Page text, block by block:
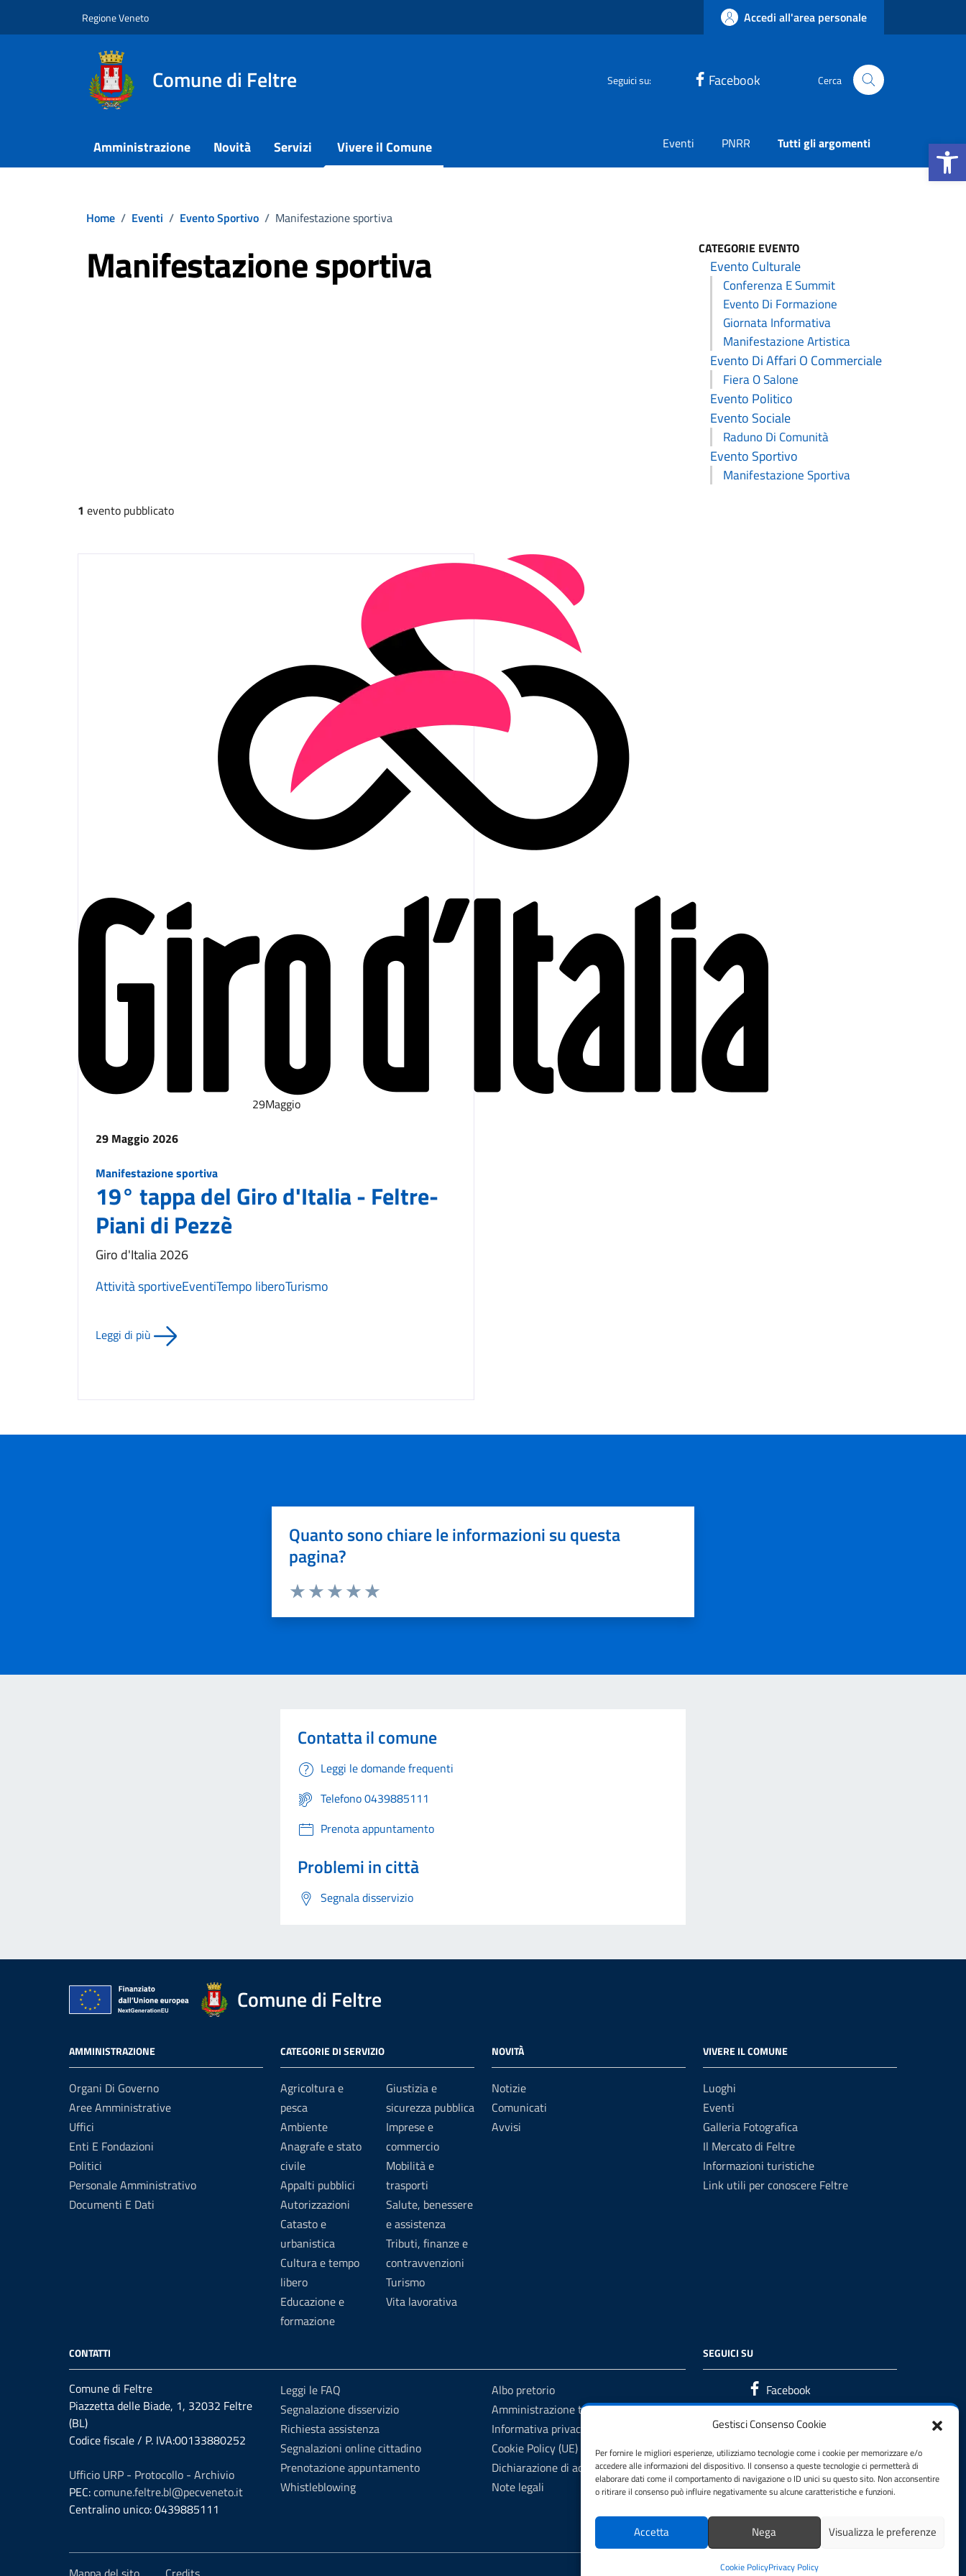
Apri la
Gestisci Consenso Cookie
Per fornire le migliori esperienze, utilizziamo tecnologie come i cookie per memorizzare e/o
accedere alle informazioni del dispositivo. Il consenso a queste tecnologie ci permetterà di
elaborare dati come il comportamento di navigazione o ID unici su questo sito. Non acconsentire
o ritirare il consenso può influire negativamente su alcune caratteristiche e funzioni.
Accetta Nega Visualizza le preferenze
Cookie PolicyPrivacy Policy
Regione Veneto Accedi all'area personale
Comune di Feltre Seguici su: Facebook Cerca
Amministrazione Novità Servizi Vivere il Comune Eventi PNRR Tutti gli argomenti
Home / Eventi / Evento Sportivo / Manifestazione sportiva
Manifestazione sportiva CATEGORIE EVENTO
Evento Culturale
Conferenza E Summit
Evento Di Formazione
Giornata Informativa
Manifestazione Artistica
Evento Di Affari O Commerciale
Fiera O Salone
Evento Politico
Evento Sociale
Raduno Di Comunità
Evento Sportivo
Manifestazione Sportiva
1 evento pubblicato
29Maggio
29 Maggio 2026
Manifestazione sportiva
19° tappa del Giro d'Italia - Feltre-
Piani di Pezzè
Giro d'Italia 2026
Attività sportiveEventiTempo liberoTurismo
Leggi di più
Quanto sono chiare le informazioni su questa
pagina?
Contatta il comune
Leggi le domande frequenti
Telefono 0439885111
Prenota appuntamento
Problemi in città
Segnala disservizio
Comune di Feltre
AMMINISTRAZIONE
Organi Di Governo
Aree Amministrative
Uffici
Enti E Fondazioni
Politici
Personale Amministrativo
Documenti E Dati
CATEGORIE DI SERVIZIO
Agricoltura e
pesca
Ambiente
Anagrafe e stato
civile
Appalti pubblici
Autorizzazioni
Catasto e
urbanistica
Cultura e tempo
libero
Educazione e
formazione
Giustizia e
sicurezza pubblica
Imprese e
commercio
Mobilità e
trasporti
Salute, benessere
e assistenza
Tributi, finanze e
contravvenzioni
Turismo
Vita lavorativa
NOVITÀ
Notizie
Comunicati
Avvisi
VIVERE IL COMUNE
Luoghi
Eventi
Galleria Fotografica
Il Mercato di Feltre
Informazioni turistiche
Link utili per conoscere Feltre
CONTATTI
Comune di Feltre
Piazzetta delle Biade, 1, 32032 Feltre
(BL)
Codice fiscale / P. IVA:00133880252
Ufficio URP - Protocollo - Archivio
PEC:comune.feltre.bl@pecveneto.it
Centralino unico: 0439885111
Leggi le FAQ
Segnalazione disservizio
Richiesta assistenza
Segnalazioni online cittadino
Prenotazione appuntamento
Whistleblowing
Albo pretorio
Amministrazione trasparente
Informativa privacy
Cookie Policy (UE)
Dichiarazione di accessibilità
Note legali
SEGUICI SU
Facebook